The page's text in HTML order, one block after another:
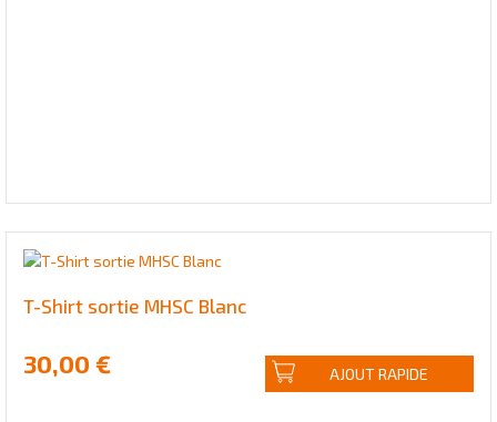
T-Shirt sortie MHSC Blanc
30,00 € AJOUT RAPIDE